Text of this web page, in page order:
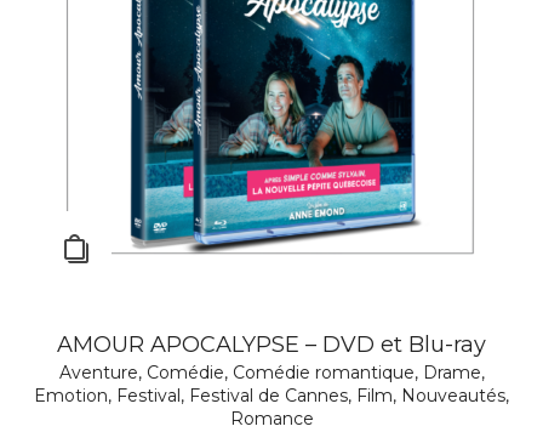
AMOUR APOCALYPSE – DVD et Blu-ray
Aventure, Comédie, Comédie romantique, Drame,
Emotion, Festival, Festival de Cannes, Film, Nouveautés,
Romance